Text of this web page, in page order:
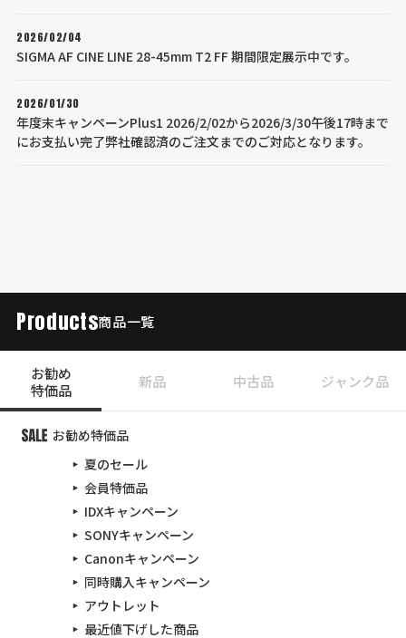
2026/02/04
SIGMA AF CINE LINE 28-45mm T2 FF 期間限定展示中です。
2026/01/30
年度末キャンペーンPlus1 2026/2/02から2026/3/30午後17時まで
にお支払い完了弊社確認済のご注文までのご対応となります。
Products商品一覧
お勧め
特価品
新品 中古品 ジャンク品
お勧め特価品
夏のセール
会員特価品
IDXキャンペーン
SONYキャンペーン
Canonキャンペーン
同時購入キャンペーン
アウトレット
最近値下げした商品